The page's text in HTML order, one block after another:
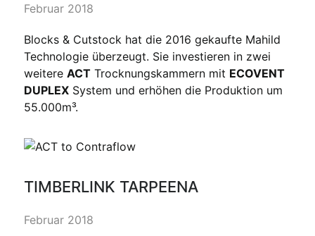
Februar 2018
Blocks & Cutstock hat die 2016 gekaufte Mahild
Technologie überzeugt. Sie investieren in zwei
weitere ACT Trocknungskammern mit ECOVENT
DUPLEX System und erhöhen die Produktion um
55.000m³.
TIMBERLINK TARPEENA
Februar 2018